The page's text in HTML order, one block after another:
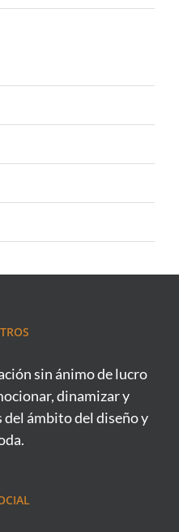
sin ánimo de lucro
dinamizar y
ámbito del diseño y